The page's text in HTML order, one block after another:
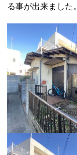
る事が出来ました。